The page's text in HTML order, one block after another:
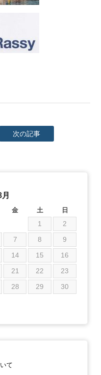
次の記事
金 土 日
1
2
7 8
9
14 15
16
21 22
23
28 29
30
て